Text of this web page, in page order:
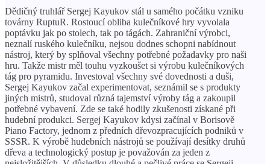
Dědičný truhlář Sergej Kayukov stál u samého počátku vzniku
továrny RuptuR. Rostoucí obliba kulečníkové hry vyvolala
poptávku jak po stolech, tak po tágách. Zahraniční výrobci,
neznalí ruského kulečníku, nejsou dodnes schopni nabídnout
nástroj, který by splňoval všechny potřebné požadavky pro naši
hru. Takže mistr měl touhu vyzkoušet si výrobu kulečníkových
tág pro pyramidu. Investoval všechny své dovednosti a duši,
Sergej Kayukov začal experimentovat, seznámil se s produkty
jiných mistrů, studoval různá tajemství výroby tág a zakoupil
potřebné vybavení. Zde se také hodily zkušenosti získané při
hudební produkci. Sergej Kayukov kdysi začínal v Borisově
Piano Factory, jednom z předních dřevozpracujících podniků v
SSSR. K výrobě hudebních nástrojů se používají desítky druhů
dřeva a technologický postup je považován za jeden z